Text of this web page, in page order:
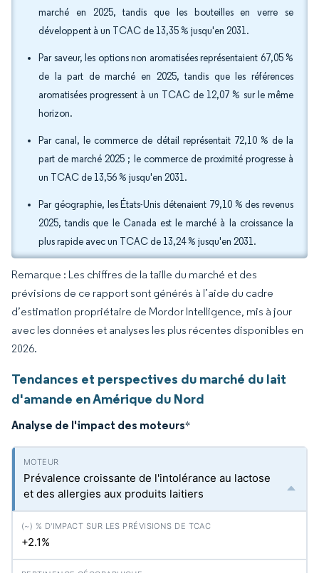
marché en 2025, tandis que les bouteilles en verre se
développent à un TCAC de 13,35 % jusqu'en 2031.
Par saveur, les options non aromatisées représentaient 67,05 %
de la part de marché en 2025, tandis que les références
aromatisées progressent à un TCAC de 12,07 % sur le même
horizon.
Par canal, le commerce de détail représentait 72,10 % de la
part de marché 2025 ; le commerce de proximité progresse à
un TCAC de 13,56 % jusqu'en 2031.
Par géographie, les États-Unis détenaient 79,10 % des revenus
2025, tandis que le Canada est le marché à la croissance la
plus rapide avec un TCAC de 13,24 % jusqu'en 2031.
Remarque : Les chiffres de la taille du marché et des
prévisions de ce rapport sont générés à l’aide du cadre
d’estimation propriétaire de Mordor Intelligence, mis à jour
avec les données et analyses les plus récentes disponibles en
2026.
Tendances et perspectives du marché du lait
d'amande en Amérique du Nord
Analyse de l'impact des moteurs*
Prévalence croissante de l'intolérance au lactose
et des allergies aux produits laitiers
+2.1%